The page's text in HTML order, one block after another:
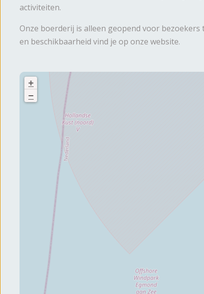
activiteiten.
Onze boerderij is alleen geopend voor
en beschikbaarheid vind je op onze website.
+
−